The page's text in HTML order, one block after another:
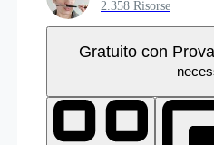
2.358 Risorse
Gratuito con Prova